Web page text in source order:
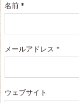
名前 *
メールアドレス *
ウェブサイト